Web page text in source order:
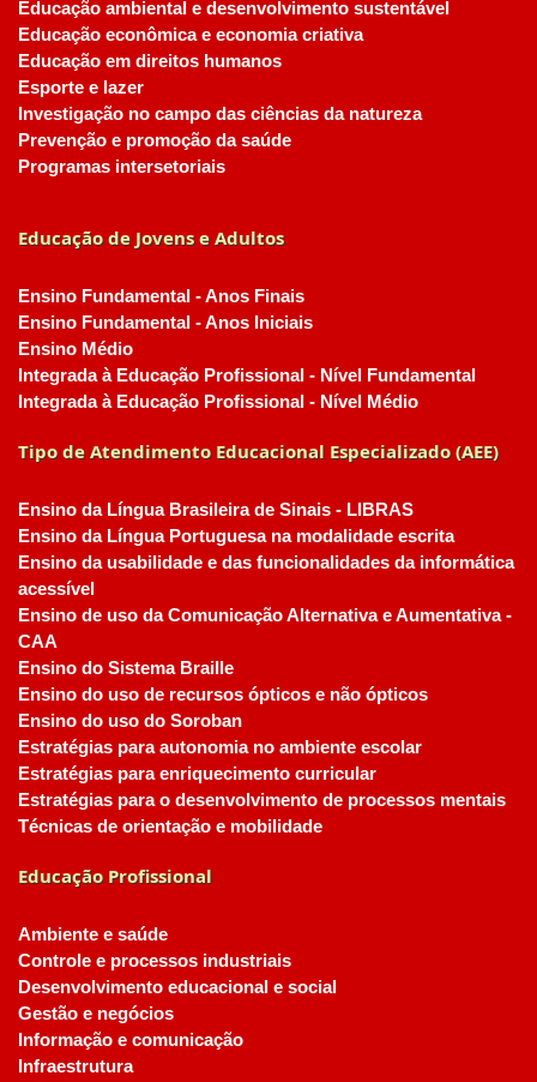
Educação ambiental e desenvolvimento sustentável
Educação econômica e economia criativa
Educação em direitos humanos
Esporte e lazer
Investigação no campo das ciências da natureza
Prevenção e promoção da saúde
Programas intersetoriais
Educação de Jovens e Adultos
Ensino Fundamental - Anos Finais
Ensino Fundamental - Anos Iniciais
Ensino Médio
Integrada à Educação Profissional - Nível Fundamental
Integrada à Educação Profissional - Nível Médio
Tipo de Atendimento Educacional Especializado (AEE)
Ensino da Língua Brasileira de Sinais - LIBRAS
Ensino da Língua Portuguesa na modalidade escrita
Ensino da usabilidade e das funcionalidades da informática
acessível
Ensino de uso da Comunicação Alternativa e Aumentativa -
CAA
Ensino do Sistema Braille
Ensino do uso de recursos ópticos e não ópticos
Ensino do uso do Soroban
Estratégias para autonomia no ambiente escolar
Estratégias para enriquecimento curricular
Estratégias para o desenvolvimento de processos mentais
Técnicas de orientação e mobilidade
Educação Profissional
Ambiente e saúde
Controle e processos industriais
Desenvolvimento educacional e social
Gestão e negócios
Informação e comunicação
Infraestrutura